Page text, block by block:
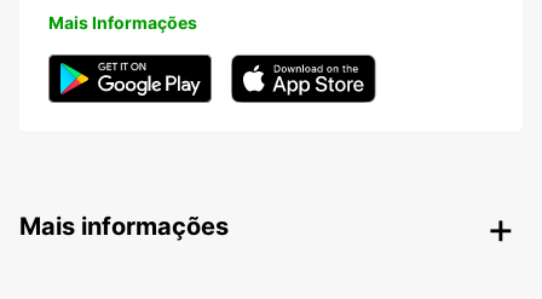
Mais Informações
Mais informações